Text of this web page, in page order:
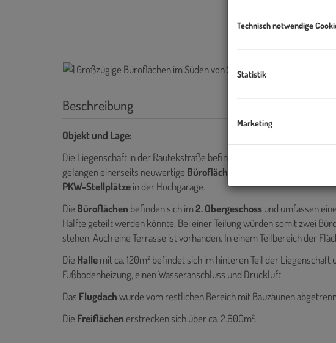
Beschreibung
Objekt und Lage:
Die Liegenschaft in der Rautekstraße befindet sich in einem
gelangen einerseits neuwertige Büroflächen
PKW-Stellplätzein der Hochgarage.
Die Büroflächen befinden sich im2. Obergeschossund umfassen
Hälfte geteilt werden könnte. Bei einer Teilung würden somit zwei
stehen. Auch eine Terrasse ist vorhanden. In einem Teilbereich der
Die Hallemit ca. 120m² befindet sich im hinteren Teil der
Fußbodenheizung, einen Wasseranschluss und Druckluft.
Das Flugdachwurde vom restlichen Bereich mit Bauzäunen
Die Freiflächen erstrecken sich über ca. 2.600m².
Technisch notwendige
Statistik
Marketing